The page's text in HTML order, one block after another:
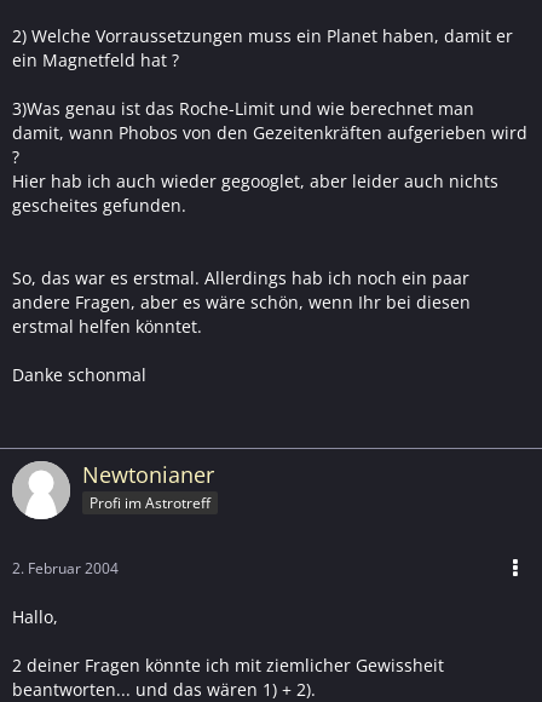
2) Welche Vorraussetzungen muss ein Planet haben, damit er
ein Magnetfeld hat ?
3)Was genau ist das Roche-Limit und wie berechnet man
damit, wann Phobos von den Gezeitenkräften aufgerieben wird
?
Hier hab ich auch wieder gegooglet, aber leider auch nichts
gescheites gefunden.
So, das war es erstmal. Allerdings hab ich noch ein paar
andere Fragen, aber es wäre schön, wenn Ihr bei diesen
erstmal helfen könntet.
Danke schonmal
Newtonianer
Profi im Astrotreff
2. Februar 2004
Hallo,
2 deiner Fragen könnte ich mit ziemlicher Gewissheit
beantworten... und das wären 1) + 2).